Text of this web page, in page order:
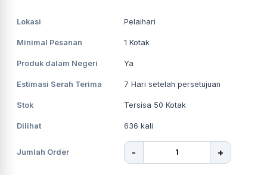
Lokasi Pelaihari
Minimal Pesanan 1 Kotak
Produk dalam Negeri Ya
Estimasi Serah Terima 7 Hari setelah persetujuan
Stok Tersisa 50 Kotak
Dilihat 636 kali
Jumlah Order - +